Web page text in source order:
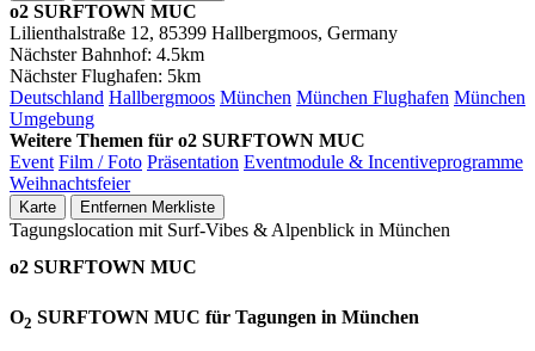
o2 SURFTOWN MUC
Lilienthalstraße 12, 85399 Hallbergmoos, Germany
Nächster Bahnhof: 4.5km
Nächster Flughafen: 5km
Deutschland Hallbergmoos München München Flughafen München
Umgebung
Weitere Themen für o2 SURFTOWN MUC
Event Film / Foto Präsentation Eventmodule & Incentiveprogramme
Weihnachtsfeier
Karte Entfernen Merkliste
Tagungslocation mit Surf-Vibes & Alpenblick in München
o2 SURFTOWN MUC
O2 SURFTOWN MUC für Tagungen in München